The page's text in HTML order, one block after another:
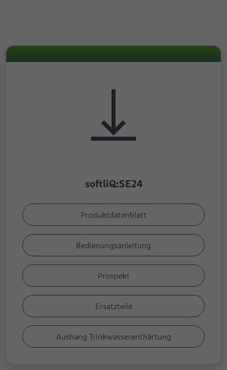
softliQ:SE24
Produktdatenblatt
Bedienungsanleitung
Prospekt
Ersatzteile
Aushang Trinkwasserenthärtung